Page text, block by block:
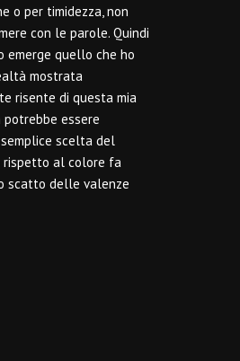
o per timidezza, non
con le parole. Quindi
emerge quello che ho
mostrata
risente di questa mia
potrebbe essere
scelta del
rispetto al colore fa
scatto delle valenze